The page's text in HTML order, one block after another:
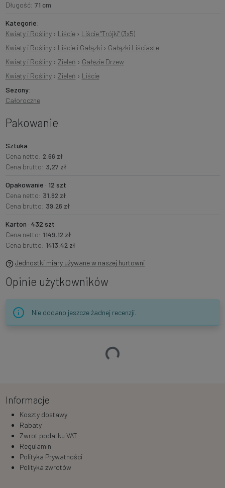
Długość: 71 cm
Kategorie:
Kwiaty i Rośliny› Liście› Liście "Trójki" (3x5)
Kwiaty i Rośliny› Liście i Gałązki› Gałązki Liściaste
Kwiaty i Rośliny› Zieleń › Gałęzie Drzew
Kwiaty i Rośliny› Zieleń › Liście
Sezony:
Całoroczne
Pakowanie
Sztuka
Cena netto: 2,66 zł
Cena brutto: 3,27 zł
Opakowanie · 12 szt
Cena netto: 31,92 zł
Cena brutto: 39,26 zł
Karton · 432 szt
Cena netto: 1149,12 zł
Cena brutto: 1413,42 zł
Jednostki miary używane w naszej hurtowni
Opinie użytkowników
Nie dodano jeszcze żadnej recenzji.
Ładowanie…
Informacje
Koszty dostawy
Rabaty
Zwrot podatku VAT
Regulamin
Polityka Prywatności
Polityka zwrotów